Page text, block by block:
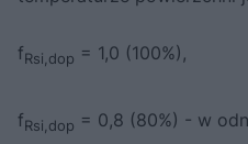
fRsi,dop = 1,0 (100%),
fRsi,dop = 0,8 (80%) - w